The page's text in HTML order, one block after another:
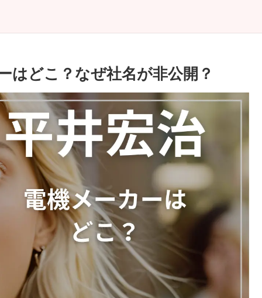
はどこ？なぜ社名が非公開？